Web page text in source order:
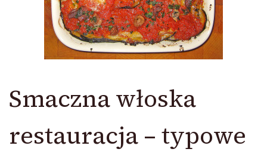
Smaczna włoska
restauracja – typowe